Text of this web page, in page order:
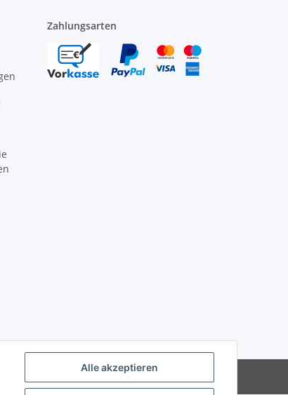
Alle akzeptieren
Zahlungsarten